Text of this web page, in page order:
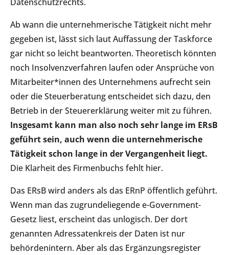
Ab wann die unternehmerische Tätigkeit nicht mehr
gegeben ist, lässt sich laut Auffassung der Taskforce
gar nicht so leicht beantworten. Theoretisch könnten
noch Insolvenzverfahren laufen oder Ansprüche von
Mitarbeiter*innen des Unternehmens aufrecht sein
oder die Steuerberatung entscheidet sich dazu, den
Betrieb in der Steuererklärung weiter mit zu führen.
Insgesamt kann man also noch sehr lange im ERsB
geführt sein, auch wenn die unternehmerische
Tätigkeit schon lange in der Vergangenheit liegt.
Die Klarheit des Firmenbuchs fehlt hier.
Das ERsB wird anders als das ERnP öffentlich geführt.
Wenn man das zugrundeliegende e-Government-
Gesetz liest, erscheint das unlogisch. Der dort
genannten Adressatenkreis der Daten ist nur
behördenintern. Aber als das Ergänzungsregister